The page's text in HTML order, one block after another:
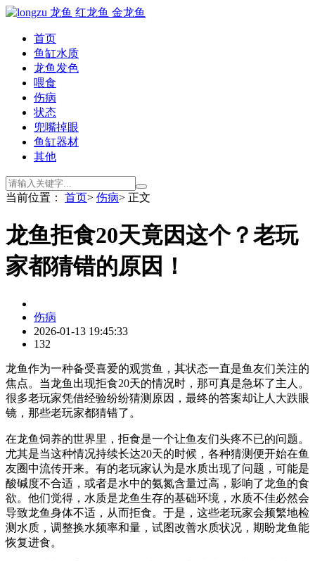
首页
鱼缸水质
龙鱼发色
喂食
伤病
状态
兜嘴掉眼
鱼缸器材
其他
当前位置： 首页> 伤病> 正文
龙鱼拒食20天竟因这个？老玩
家都猜错的原因！
伤病
2026-01-13 19:45:33
132
龙鱼作为一种备受喜爱的观赏鱼，其状态一直是鱼友们关注的
焦点。当龙鱼出现拒食20天的情况时，那可真是急坏了主人。
很多老玩家凭借经验纷纷猜测原因，最终的答案却让人大跌眼
镜，那些老玩家都猜错了。
在龙鱼饲养的世界里，拒食是一个让鱼友们头疼不已的问题。
尤其是当这种情况持续长达20天的时候，各种猜测便开始在鱼
友圈中流传开来。有的老玩家认为是水质出现了问题，可能是
酸碱度不合适，或者是水中的氨氮含量过高，影响了龙鱼的食
欲。他们觉得，水质是龙鱼生存的基础环境，水质不佳必然会
导致龙鱼身体不适，从而拒食。于是，这些老玩家会频繁地检
测水质，调整换水频率和量，试图改善水质状况，期盼龙鱼能
恢复进食。